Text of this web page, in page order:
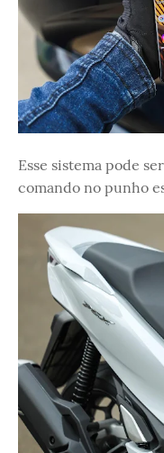
Esse sistema pode
comando no punho